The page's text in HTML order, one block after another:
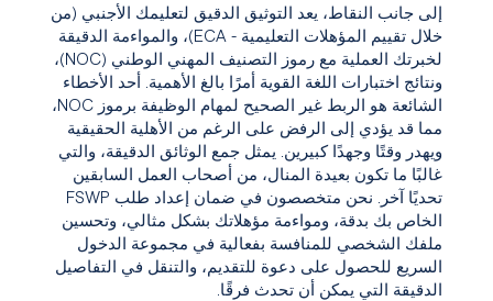
إلى جانب النقاط، يعد التوثيق الدقيق لتعليمك الأجنبي (من
خلال تقييم المؤهلات التعليمية - ECA)، والمواءمة الدقيقة
لخبرتك العملية مع رموز التصنيف المهني الوطني (NOC)،
ونتائج اختبارات اللغة القوية أمرًا بالغ الأهمية. أحد الأخطاء
الشائعة هو الربط غير الصحيح لمهام الوظيفة برموز NOC،
مما قد يؤدي إلى الرفض على الرغم من الأهلية الحقيقية
ويهدر وقتًا وجهدًا كبيرين. يمثل جمع الوثائق الدقيقة، والتي
غالبًا ما تكون بعيدة المنال، من أصحاب العمل السابقين
تحديًا آخر. نحن متخصصون في ضمان إعداد طلب FSWP
الخاص بك بدقة، ومواءمة مؤهلاتك بشكل مثالي، وتحسين
ملفك الشخصي للمنافسة بفعالية في مجموعة الدخول
السريع للحصول على دعوة للتقديم، والتنقل في التفاصيل
الدقيقة التي يمكن أن تحدث فرقًا.